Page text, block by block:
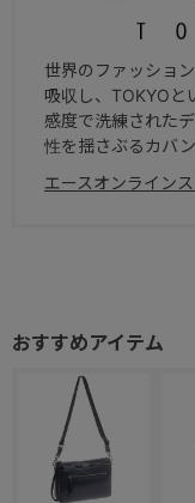
世界のファッショ
吸収し、TOKYOと
感度で洗練された
性を揺さぶるカバ
エースオンライン